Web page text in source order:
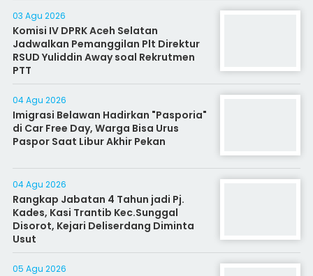
03 Agu 2026
Komisi IV DPRK Aceh Selatan
Jadwalkan Pemanggilan Plt Direktur
RSUD Yuliddin Away soal Rekrutmen
PTT
04 Agu 2026
Imigrasi Belawan Hadirkan "Pasporia"
di Car Free Day, Warga Bisa Urus
Paspor Saat Libur Akhir Pekan
04 Agu 2026
Rangkap Jabatan 4 Tahun jadi Pj.
Kades, Kasi Trantib Kec.Sunggal
Disorot, Kejari Deliserdang Diminta
Usut
05 Agu 2026